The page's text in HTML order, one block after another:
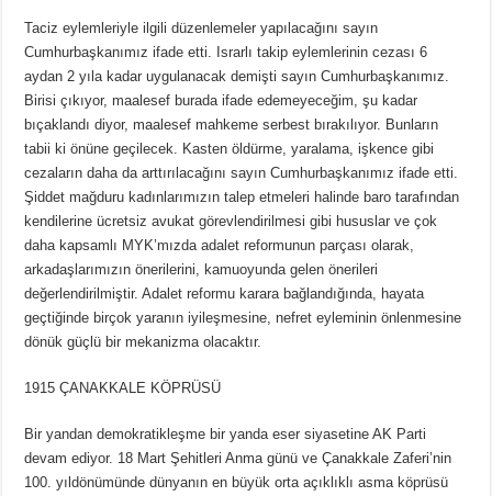
Taciz eylemleriyle ilgili düzenlemeler yapılacağını sayın
Cumhurbaşkanımız ifade etti. Israrlı takip eylemlerinin cezası 6
aydan 2 yıla kadar uygulanacak demişti sayın Cumhurbaşkanımız.
Birisi çıkıyor, maalesef burada ifade edemeyeceğim, şu kadar
bıçaklandı diyor, maalesef mahkeme serbest bırakılıyor. Bunların
tabii ki önüne geçilecek. Kasten öldürme, yaralama, işkence gibi
cezaların daha da arttırılacağını sayın Cumhurbaşkanımız ifade etti.
Şiddet mağduru kadınlarımızın talep etmeleri halinde baro tarafından
kendilerine ücretsiz avukat görevlendirilmesi gibi hususlar ve çok
daha kapsamlı MYK’mızda adalet reformunun parçası olarak,
arkadaşlarımızın önerilerini, kamuoyunda gelen önerileri
değerlendirilmiştir. Adalet reformu karara bağlandığında, hayata
geçtiğinde birçok yaranın iyileşmesine, nefret eyleminin önlenmesine
dönük güçlü bir mekanizma olacaktır.
1915 ÇANAKKALE KÖPRÜSÜ
Bir yandan demokratikleşme bir yanda eser siyasetine AK Parti
devam ediyor. 18 Mart Şehitleri Anma günü ve Çanakkale Zaferi’nin
100. yıldönümünde dünyanın en büyük orta açıklıklı asma köprüsü